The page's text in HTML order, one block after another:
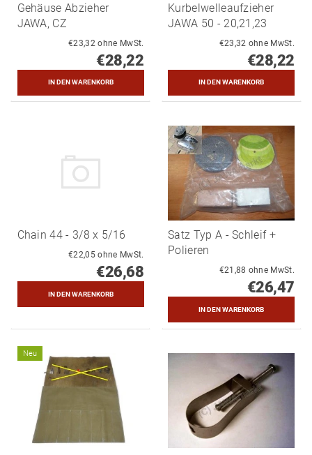
Gehäuse Abzieher
JAWA, CZ
€23,32 ohne MwSt.
€28,22
Kurbelwelleaufzieher
JAWA 50 - 20,21,23
€23,32 ohne MwSt.
€28,22
Chain 44 - 3/8 x 5/16
€22,05 ohne MwSt.
€26,68
Satz Typ A - Schleif +
Polieren
€21,88 ohne MwSt.
€26,47
Neu